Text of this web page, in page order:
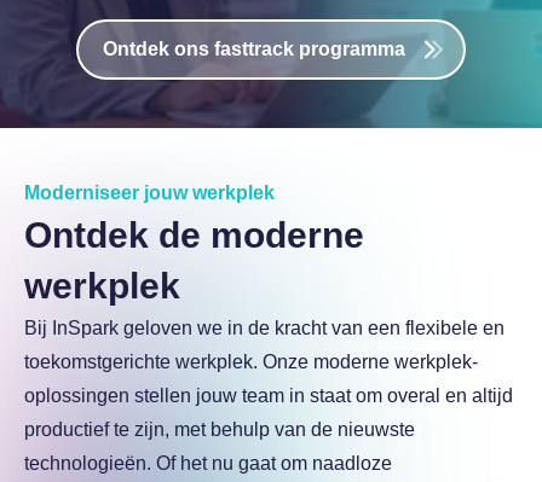
Over InSpark
Ontdek ons fasttrack programma
Moderniseer jouw werkplek
Ontdek de moderne
werkplek
Bij InSpark geloven we in de kracht van een flexibele en
toekomstgerichte werkplek. Onze moderne werkplek-
oplossingen stellen jouw team in staat om overal en altijd
productief te zijn, met behulp van de nieuwste
technologieën. Of het nu gaat om naadloze